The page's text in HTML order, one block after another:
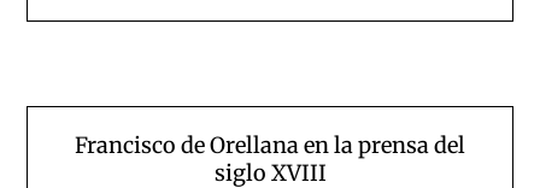
Francisco de Orellana en la prensa del
siglo XVIII